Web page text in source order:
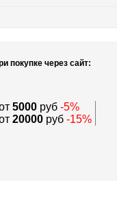
покупке через сайт:
5000руб-5%
20000руб -15%